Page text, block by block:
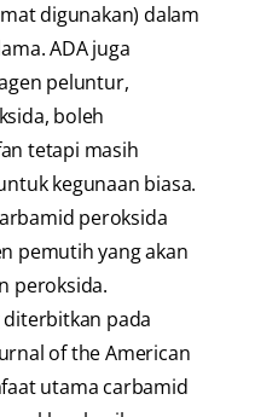
digunakan) dalam
ADA juga
peluntur,
boleh
tetapi masih
kegunaan biasa.
peroksida
pemutih yang akan
peroksida.
pada
of the American
utama carbamid